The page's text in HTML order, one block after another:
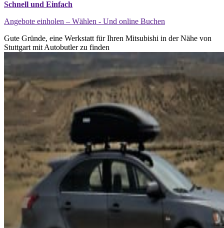
Schnell und Einfach
Angebote einholen – Wählen - Und online Buchen
Gute Gründe, eine Werkstatt für Ihren Mitsubishi in der Nähe von
Stuttgart mit Autobutler zu finden